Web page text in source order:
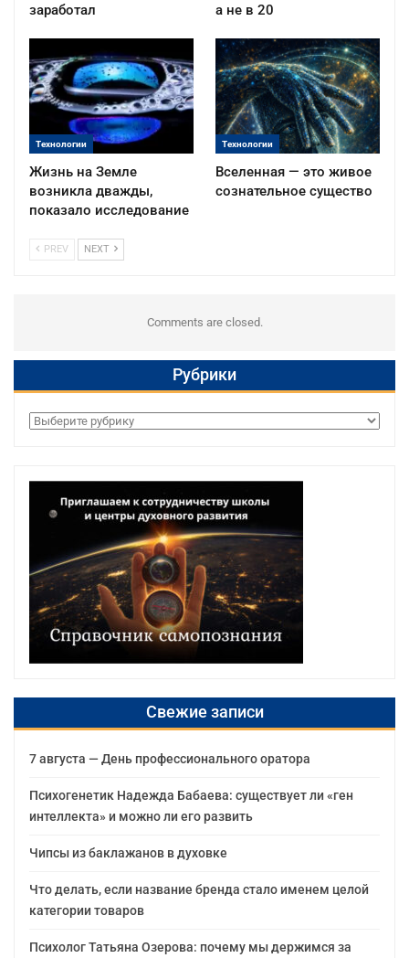
заработал
а не в 20
Технологии
Жизнь на Земле
возникла дважды,
показало исследование
Технологии
Вселенная — это живое
сознательное существо
PREV NEXT
Comments are closed.
Рубрики
Рубрики
Свежие записи
7 августа — День профессионального оратора
Психогенетик Надежда Бабаева: существует ли «ген
интеллекта» и можно ли его развить
Чипсы из баклажанов в духовке
Что делать, если название бренда стало именем целой
категории товаров
Психолог Татьяна Озерова: почему мы держимся за